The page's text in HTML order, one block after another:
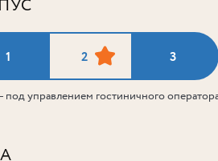
1 2 3
управлением гостиничного